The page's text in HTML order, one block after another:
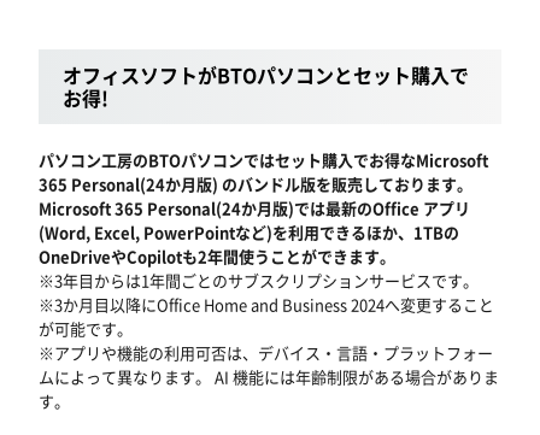
オフィスソフトがBTOパソコンとセット購入で
お得!
パソコン工房のBTOパソコンではセット購入でお得なMicrosoft
365 Personal(24か月版) のバンドル版を販売しております。
Microsoft 365 Personal(24か月版)では最新のOffice アプリ
(Word, Excel, PowerPointなど)を利用できるほか、1TBの
OneDriveやCopilotも2年間使うことができます。
※3年目からは1年間ごとのサブスクリプションサービスです。
※3か月目以降にOffice Home and Business 2024へ変更すること
が可能です。
※アプリや機能の利用可否は、デバイス・言語・プラットフォー
ムによって異なります。 AI 機能には年齢制限がある場合がありま
す。